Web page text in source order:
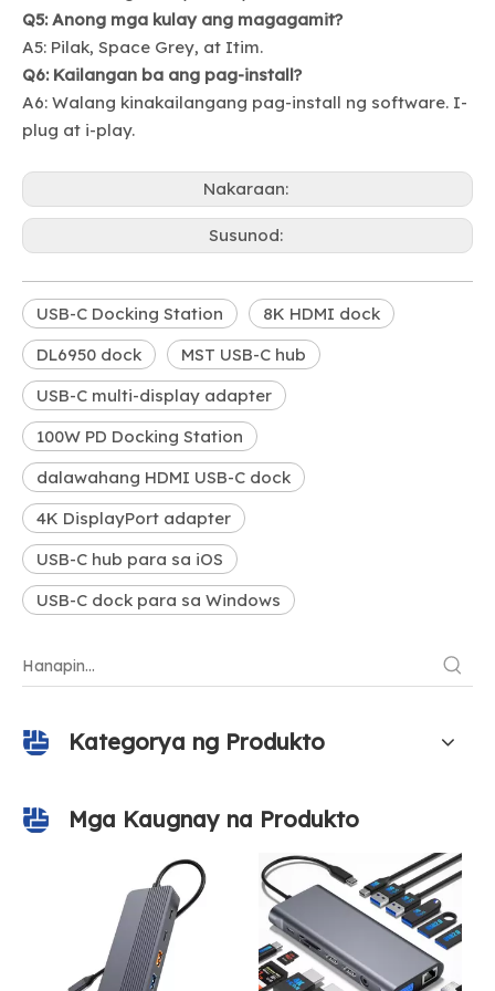
Q5: Anong mga kulay ang magagamit?
A5: Pilak, Space Grey, at Itim.
Q6: Kailangan ba ang pag-install?
A6: Walang kinakailangang pag-install ng software. I-
plug at i-play.
Nakaraan:
Susunod:
USB-C Docking Station
8K HDMI dock
DL6950 dock
MST USB-C hub
USB-C multi-display adapter
100W PD Docking Station
dalawahang HDMI USB-C dock
4K DisplayPort adapter
USB-C hub para sa iOS
USB-C dock para sa Windows
Kategorya ng Produkto
Mga Kaugnay na Produkto